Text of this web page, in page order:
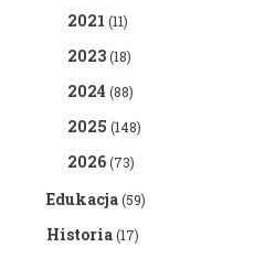
2021 (11)
2023(18)
2024 (88)
2025 (148)
2026(73)
Edukacja(59)
Historia(17)